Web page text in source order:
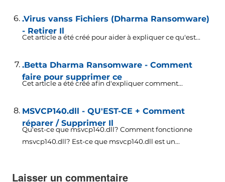
.Virus vanss Fichiers (Dharma Ransomware)
- Retirer Il
Cet article a été créé pour aider à expliquer ce qu'est...
.Betta Dharma Ransomware - Comment
faire pour supprimer ce
Cet article a été créé afin d'expliquer comment...
MSVCP140.dll - QU'EST-CE + Comment
réparer / Supprimer Il
Qu'est-ce que msvcp140.dll? Comment fonctionne
msvcp140.dll? Est-ce que msvcp140.dll est un...
Laisser un commentaire